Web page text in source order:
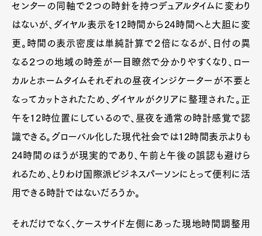
センターの同軸で２つの時針を持つデュアルタイムに変わり
はないが、ダイヤル表示を12時間から24時間へと大胆に変
更。時間の表示密度は単純計算で２倍になるが、日付の異
なる２つの地域の時差が一目瞭然で分かりやすくなり、ロー
カルとホームタイムそれぞれの昼夜インジケーターが不要と
なってカットされたため、ダイヤルがクリアに整理された。正
午を12時位置にしているので、昼夜を通常の時計感覚で認
識できる。グローバル化した現代社会では12時間表示よりも
24時間のほうが現実的であり、午前と午後の誤認も避けら
れるため、とりわけ国際派ビジネスパーソンにとって便利に活
用できる時計ではないだろうか。
それだけでなく、ケースサイド左側にあった現地時間調整用